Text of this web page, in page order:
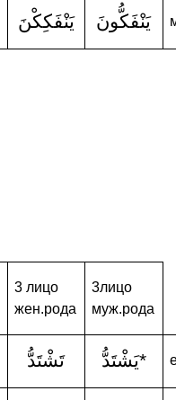
يَنْفَكِكْنَ يَنْفَكُّونَ
3 лицо
жен.рода
3лицо
муж.рода
تَشْتَدُّ يَشْتَدُّ*